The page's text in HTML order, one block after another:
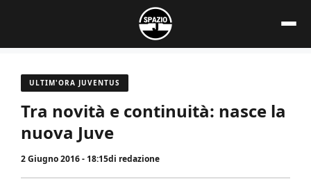
contenuto
ULTIM'ORA JUVENTUS
Tra novità e continuità: nasce la
nuova Juve
2 Giugno 2016 - 18:15di redazione